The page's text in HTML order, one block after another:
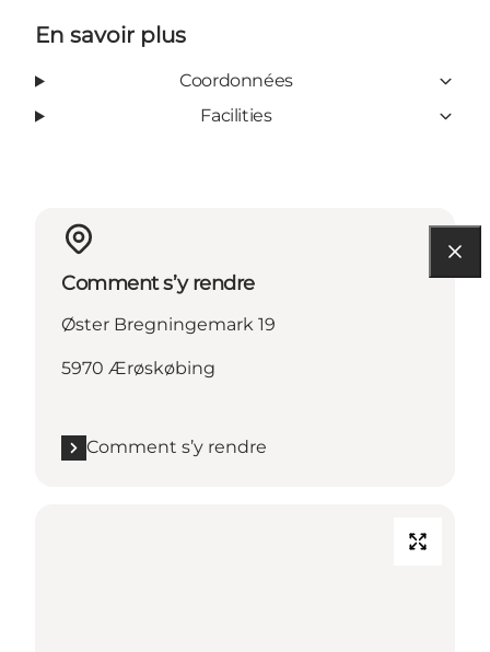
En savoir plus
Coordonnées
Facilities
Comment s’y rendre
Øster Bregningemark 19
5970 Ærøskøbing
Comment s’y rendre